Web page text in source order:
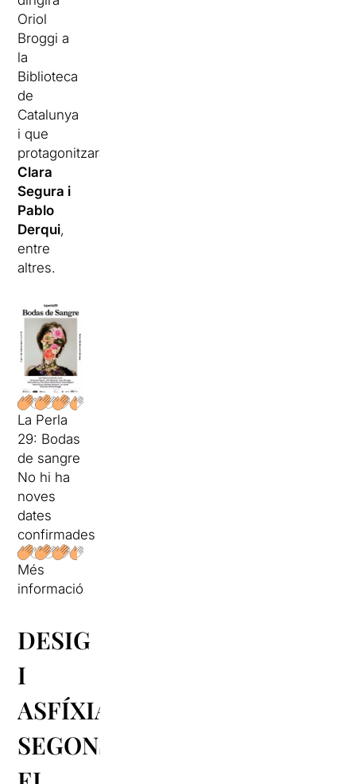
Oriol
Broggi a
la
Biblioteca
de
Catalunya
i que
protagonitzaran
Clara
Segura i
Pablo
Derqui,
entre
altres.
La Perla
29: Bodas
de sangre
No hi ha
noves
dates
confirmades
Més
informació
DESIG
I
ASFÍXIA
SEGONS